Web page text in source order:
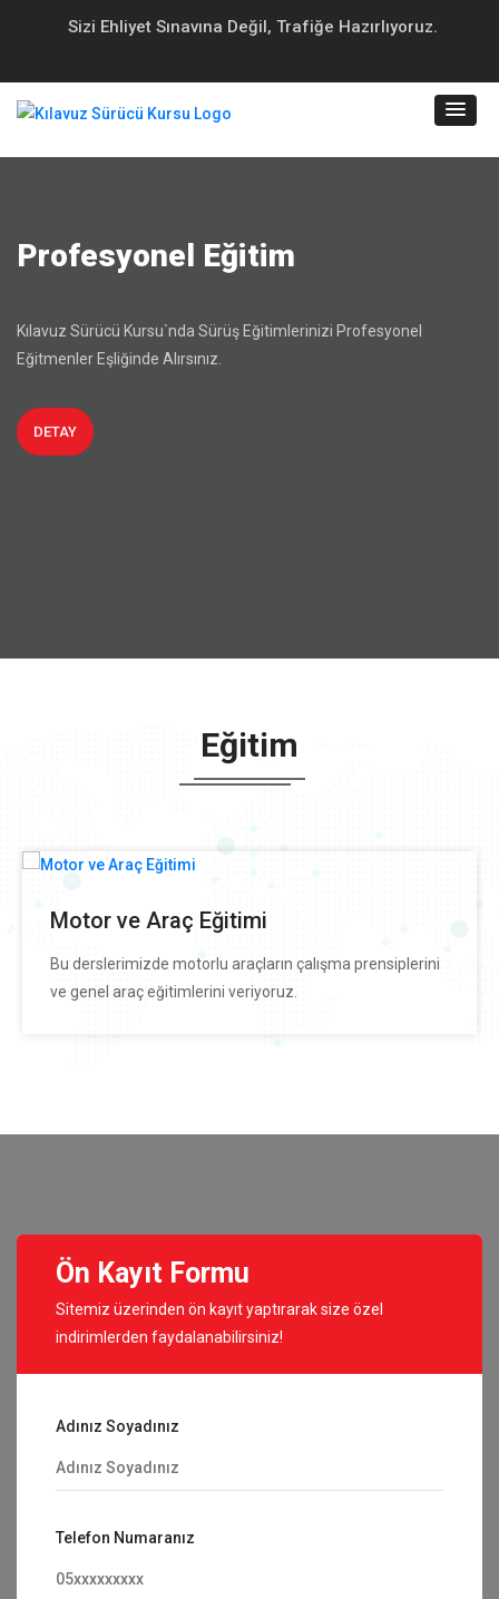
Sizi Ehliyet Sınavına Değil, Trafiğe Hazırlıyoruz.
Profesyonel Eğitim
Kılavuz Sürücü Kursu`nda Sürüş Eğitimlerinizi Profesyonel
Eğitmenler Eşliğinde Alırsınız.
DETAY
Eğitim
Motor ve Araç Eğitimi
Bu derslerimizde motorlu araçların çalışma prensiplerini
ve genel araç eğitimlerini veriyoruz.
Ön Kayıt Formu
Sitemiz üzerinden ön kayıt yaptırarak size özel
indirimlerden faydalanabilirsiniz!
Adınız Soyadınız
Telefon Numaranız